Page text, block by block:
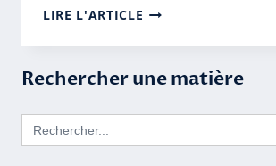
LIRE L'ARTICLE LA
DU
D’ARRÊT
LE
Rechercher une matière
Search
for: